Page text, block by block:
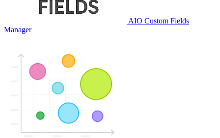
AIO Custom Fields
Manager